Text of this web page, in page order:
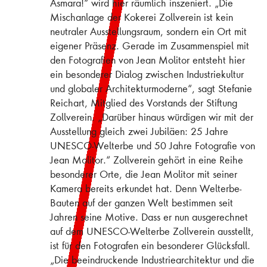
Asmara!“ wird hier räumlich inszeniert. „Die
Mischanlage der Kokerei Zollverein ist kein
neutraler Ausstellungsraum, sondern ein Ort mit
eigener Präsenz. Gerade im Zusammenspiel mit
den Fotografien von Jean Molitor entsteht hier
ein besonderer Dialog zwischen Industriekultur
und globaler Architekturmoderne“, sagt Stefanie
Reichart, Mitglied des Vorstands der Stiftung
Zollverein. „Darüber hinaus würdigen wir mit der
Ausstellung gleich zwei Jubiläen: 25 Jahre
UNESCO-Welterbe und 50 Jahre Fotografie von
Jean Molitor.“ Zollverein gehört in eine Reihe
besonderer Orte, die Jean Molitor mit seiner
Kamera bereits erkundet hat. Denn Welterbe-
Bauten auf der ganzen Welt bestimmen seit
Jahren seine Motive. Dass er nun ausgerechnet
auf dem UNESCO-Welterbe Zollverein ausstellt,
ist für den Fotografen ein besonderer Glücksfall.
„Die beeindruckende Industriearchitektur und die